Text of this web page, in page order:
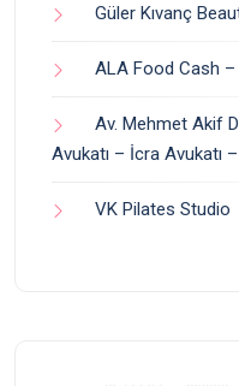
Güler Kıvanç
ALA Food Cash –
Av. Mehmet Akif
Avukatı – İcra Avukatı
VK Pilates Studio